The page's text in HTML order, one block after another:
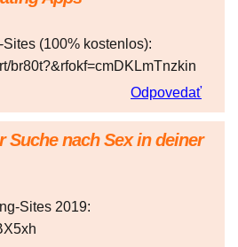
(100% kostenlos):
br80t?&rfokf=cmDKLmTnzkin
Odpovedať
Suche nach Sex in deiner
Sites 2019: